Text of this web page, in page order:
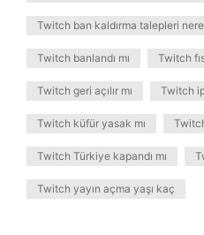
Twitch ban kaldırma talepleri
Twitch banlandı mı Twitch
Twitch geri açılır mı Twitch
Twitch küfür yasak mı
Twitch Türkiye kapandı mı
Twitch yayın açma yaşı kaç